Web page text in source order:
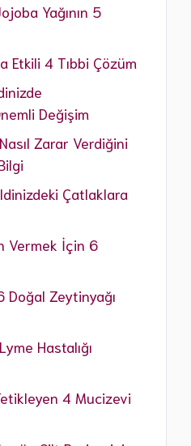
Yağının 5
Etkili 4 Tıbbi Çözüm
Değişim
Zarar Verdiğini
Çatlaklara
Vermek İçin 6
Doğal Zeytinyağı
Hastalığı
4 Mucizevi